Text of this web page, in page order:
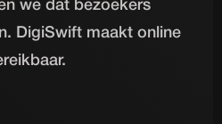
we dat bezoekers
DigiSwift maakt online